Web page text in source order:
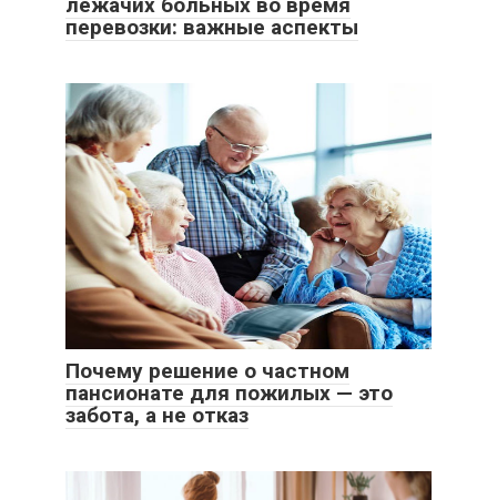
лежачих больных во время
перевозки: важные аспекты
Почему решение о частном
пансионате для пожилых — это
забота, а не отказ